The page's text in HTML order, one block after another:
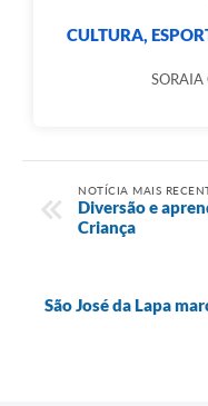
CULTURA,
SORAIA
NOTÍCIA MAIS
Diversão e
Criança
São José da Lapa